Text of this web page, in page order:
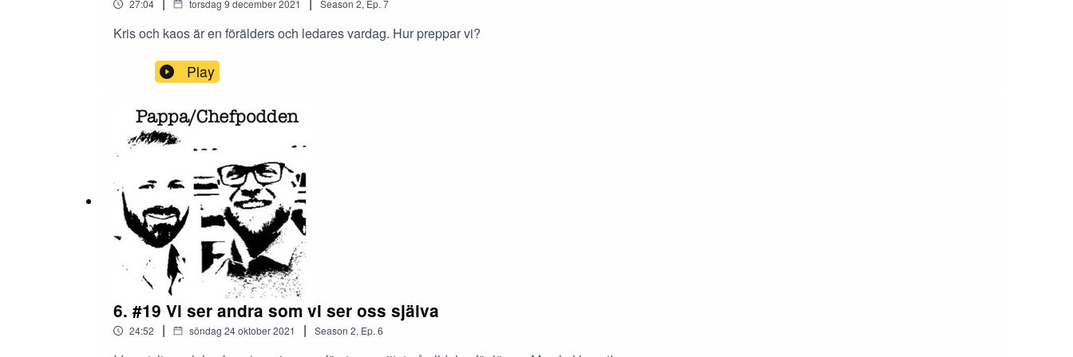
27:04 torsdag 9 december 2021 Season 2, Ep. 7
Kris och kaos är en förälders och ledares vardag. Hur preppar vi?
Play
6. #19 Vi ser andra som vi ser oss själva
24:52 | söndag 24 oktober 2021 | Season 2, Ep. 6